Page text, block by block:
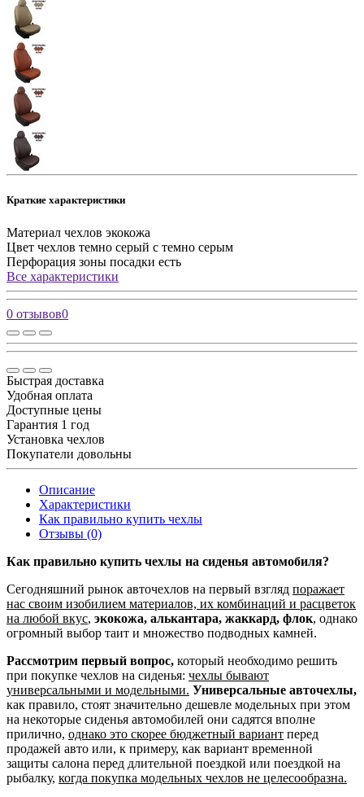
Краткие характеристики
Материал чехлов экокожа
Цвет чехлов темно серый с темно серым
Перфорация зоны посадки есть
Все характеристики
0 отзывов0
Быстрая доставка
Удобная оплата
Доступные цены
Гарантия 1 год
Установка чехлов
Покупатели довольны
Описание
Характеристики
Как правильно купить чехлы
Отзывы (0)
Как правильно купить чехлы на сиденья автомобиля?
Сегодняшний рынок авточехлов на первый взгляд поражает
нас своим изобилием материалов, их комбинаций и расцветок
на любой вкус, экокожа, алькантара, жаккард, флок, однако
огромный выбор таит и множество подводных камней.
Рассмотрим первый вопрос, который необходимо решить
при покупке чехлов на сиденья: чехлы бывают
универсальными и модельными. Универсальные авточехлы,
как правило, стоят значительно дешевле модельных при этом
на некоторые сиденья автомобилей они садятся вполне
прилично, однако это скорее бюджетный вариант перед
продажей авто или, к примеру, как вариант временной
защиты салона перед длительной поездкой или поездкой на
рыбалку, когда покупка модельных чехлов не целесообразна.